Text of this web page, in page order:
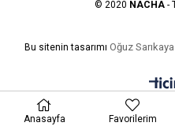
© 2020 NACHA -
Bu sitenin tasarımı Oğuz Sarıkaya
Anasayfa Favorilerim